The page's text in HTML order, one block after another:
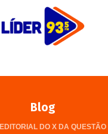
Blog
EDITORIAL DO X DA